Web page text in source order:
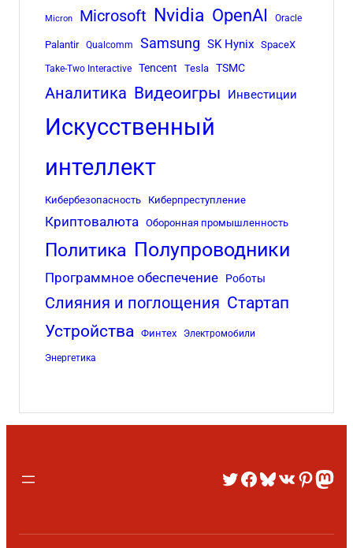
Micron Microsoft Nvidia OpenAI Oracle
Palantir Qualcomm Samsung SK Hynix SpaceX
Take-Two Interactive Tencent Tesla TSMC
Аналитика Видеоигры Инвестиции
Искусственный
интеллект
Кибербезопасность Киберпреступление
Криптовалюта Оборонная промышленность
Политика Полупроводники
Программное обеспечение Роботы
Слияния и поглощения Стартап
Устройства
Финтех Электромобили
Энергетика